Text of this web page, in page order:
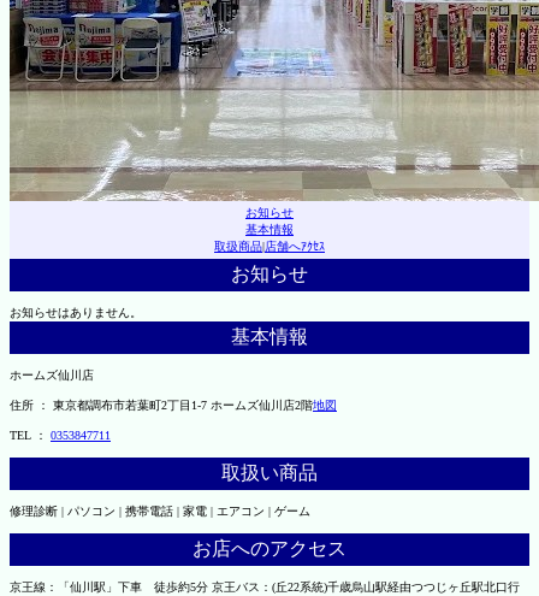
お知らせ
基本情報
取扱商品|店舗へｱｸｾｽ
お知らせ
お知らせはありません。
基本情報
ホームズ仙川店
住所 ： 東京都調布市若葉町2丁目1-7 ホームズ仙川店2階地図
TEL ： 0353847711
取扱い商品
修理診断 | パソコン | 携帯電話 | 家電 | エアコン | ゲーム
お店へのアクセス
京王線：「仙川駅」下車 徒歩約5分 京王バス：(丘22系統)千歳烏山駅経由つつじヶ丘駅北口行